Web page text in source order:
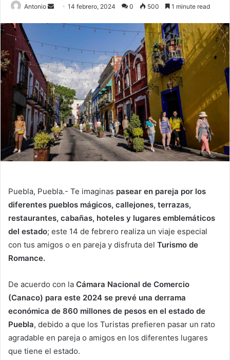
Antonio
Send14 febrero, 2024 0 500 1 minute read
Puebla, Puebla.- Te imaginas pasear en pareja por los
diferentes pueblos mágicos, callejones, terrazas,
restaurantes, cabañas, hoteles y lugares emblemáticos
del estado; este 14 de febrero realiza un viaje especial
con tus amigos o en pareja y disfruta del Turismo de
Romance.
De acuerdo con la Cámara Nacional de Comercio
(Canaco) para este 2024 se prevé una derrama
económica de 860 millones de pesos en el estado de
Puebla, debido a que los Turistas prefieren pasar un rato
agradable en pareja o amigos en los diferentes lugares
que tiene el estado.